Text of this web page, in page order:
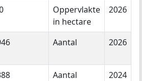
Oppervlakte
in hectare
2026
Aantal 2026
Aantal 2024